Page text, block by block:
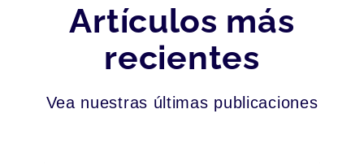
Artículos más
recientes
Vea nuestras últimas publicaciones